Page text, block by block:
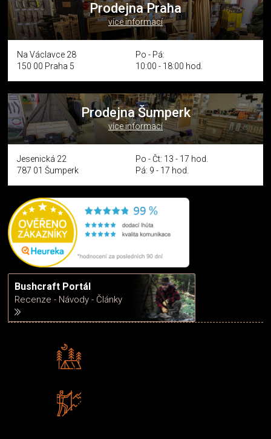
Prodejna Praha
více informací
Na Václavce 28
150 00 Praha 5
Po - Pá:
10:00 - 18:00 hod.
Prodejna Šumperk
více informací
Jesenická 22
787 01 Šumperk
Po - Čt: 13 - 17 hod.
Pá: 9 - 17 hod.
Bushcraft Portál
Recenze - Návody - Články